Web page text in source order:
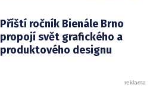
Příští ročník Bienále Brno
propojí svět grafického a
produktového designu